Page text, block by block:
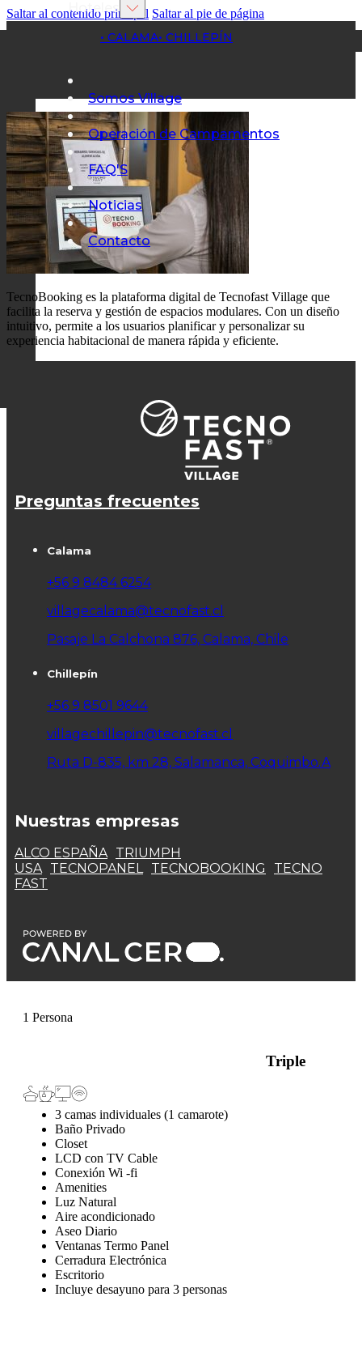
Saltar al contenido principal Saltar al pie de página
Hoteles
• CALAMA• CHILLEPÍN
Somos Village
Operación de Campamentos
FAQ'S
Noticias
Contacto
TecnoBooking es la plataforma digital de Tecnofast Village que
facilita la reserva y gestión de espacios modulares. Con un diseño
intuitivo, permite a los usuarios planificar y personalizar su
experiencia habitacional de manera rápida y eficiente.
Preguntas frecuentes
Calama
+56 9 8484 6254
villagecalama@tecnofast.cl
Pasaje La Calchona 876, Calama, Chile
Chillepín
+56 9 8501 9644
villagechillepin@tecnofast.cl
Ruta D-835, km 28, Salamanca, Coquimbo.A
Nuestras empresas
ALCO ESPAÑA TRIUMPH
USA TECNOPANEL TECNOBOOKING
TECNO
FAST
1 Persona
Triple
3 camas individuales (1 camarote)
Baño Privado
Closet
LCD con TV Cable
Conexión Wi -fi
Amenities
Luz Natural
Aire acondicionado
Aseo Diario
Ventanas Termo Panel
Cerradura Electrónica
Escritorio
Incluye desayuno para 3 personas